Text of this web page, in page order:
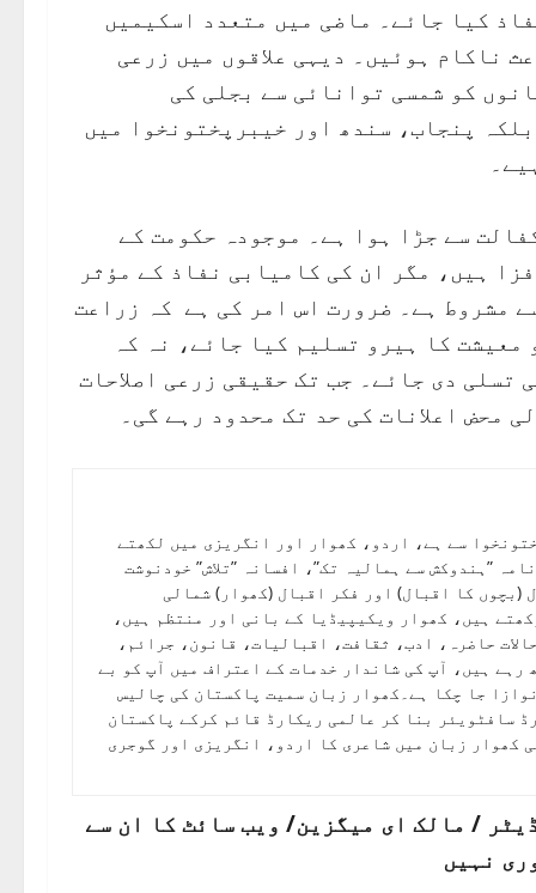
کیا جائے۔ ماضی میں متعدد اسکیمیں
ناکام ہوئیں۔ دیہی علاقوں میں زرعی
کو شمسی توانائی سے بجلی کی
پنجاب، سندھ اور خیبرپختونخوا میں
سے جڑا ہوا ہے۔ موجودہ حکومت کے
ہیں، مگر ان کی کامیابی نفاذ کے مؤثر
مشروط ہے۔ ضرورت اس امر کی ہے کہ زراعت
معیشت کا ہیرو تسلیم کیا جائے، نہ کہ
دی جائے۔ جب تک حقیقی زرعی اصلاحات
محض اعلانات کی حد تک محدود رہے گی۔
سے ہے، اردو، کھوار اور انگریزی میں لکھتے
”ہندوکش سے ہمالیہ تک”، افسانہ ”تلاش” خودنوشت
(بچوں کا اقبال) اور فکر اقبال (کھوار) شمالی
ہیں، کھوار ویکیپیڈیا کے بانی اور منتظم ہیں،
حاضرہ، ادب، ثقافت، اقبالیات، قانون، جرائم،
ہیں، آپ کی شاندار خدمات کے اعتراف میں آپ کو بے
جا چکا ہے۔کھوار زبان سمیت پاکستان کی چالیس
سافٹویئر بنا کر عالمی ریکارڈ قائم کرکے پاکستان
کھوار زبان میں شاعری کا اردو، انگریزی اور گوجری
/ مالک ای میگزین/ ویب سائٹ کا ان سے
نہیں